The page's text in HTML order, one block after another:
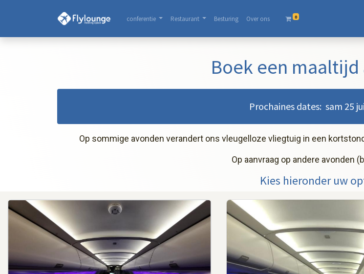
conferentie Restaurant Besturing Over ons​ 0
Boek een
Prochaines dates: sam 25
Op sommige avonden verandert ons vleugelloze vliegtuig in een
Op aanvraag op andere avonden
Kies hieronder uw